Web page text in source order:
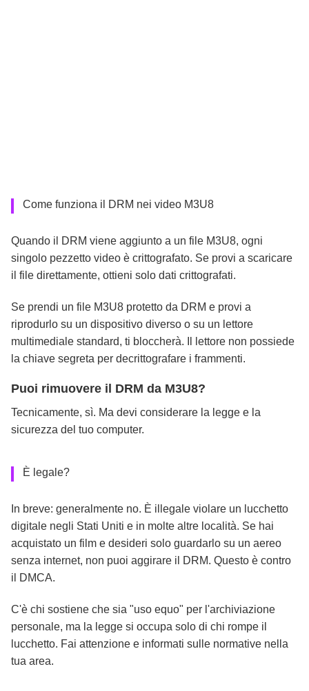
Come funziona il DRM nei video M3U8
Quando il DRM viene aggiunto a un file M3U8, ogni
singolo pezzetto video è crittografato. Se provi a scaricare
il file direttamente, ottieni solo dati crittografati.
Se prendi un file M3U8 protetto da DRM e provi a
riprodurlo su un dispositivo diverso o su un lettore
multimediale standard, ti bloccherà. Il lettore non possiede
la chiave segreta per decrittografare i frammenti.
Puoi rimuovere il DRM da M3U8?
Tecnicamente, sì. Ma devi considerare la legge e la
sicurezza del tuo computer.
È legale?
In breve: generalmente no. È illegale violare un lucchetto
digitale negli Stati Uniti e in molte altre località. Se hai
acquistato un film e desideri solo guardarlo su un aereo
senza internet, non puoi aggirare il DRM. Questo è contro
il DMCA.
C'è chi sostiene che sia "uso equo" per l'archiviazione
personale, ma la legge si occupa solo di chi rompe il
lucchetto. Fai attenzione e informati sulle normative nella
tua area.